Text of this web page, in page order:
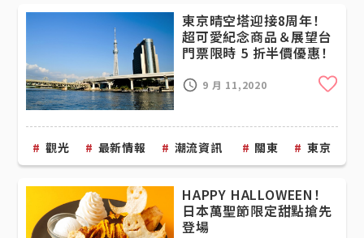
東京晴空塔迎接8周年！
超可愛紀念商品＆展望台
門票限時 5 折半價優惠！
9 月 11,2020
觀光 最新情報 潮流資訊 關東 東京
HAPPY HALLOWEEN！
日本萬聖節限定甜點搶先
登場